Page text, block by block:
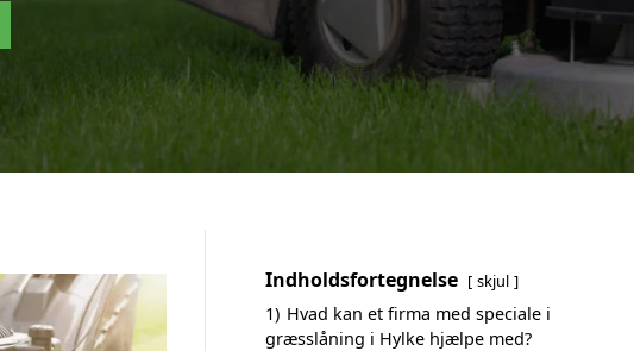
Indholdsfortegnelse skjul
1) Hvad kan et firma med speciale i
græsslåning i Hylke hjælpe med?